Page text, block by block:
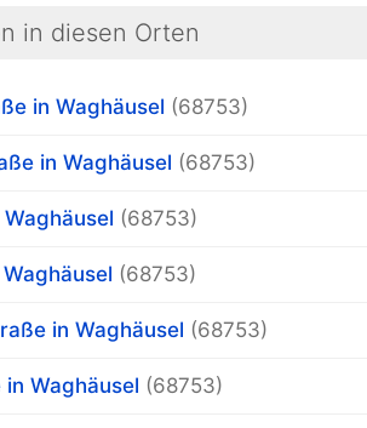
in diesen Orten
in Waghäusel (68753)
in Waghäusel (68753)
(68753)
(68753)
in Waghäusel (68753)
Waghäusel (68753)